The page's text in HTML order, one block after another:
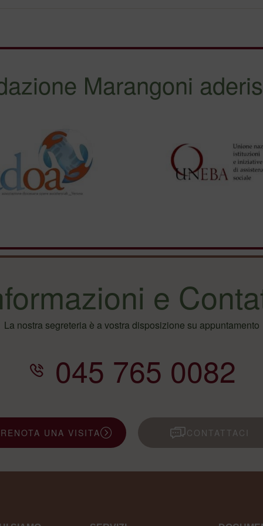
Marangoni
e
La nostra segreteria è a vostra disposizione su appuntamento
045 765 0082
UNA VISITA CONTATTACI